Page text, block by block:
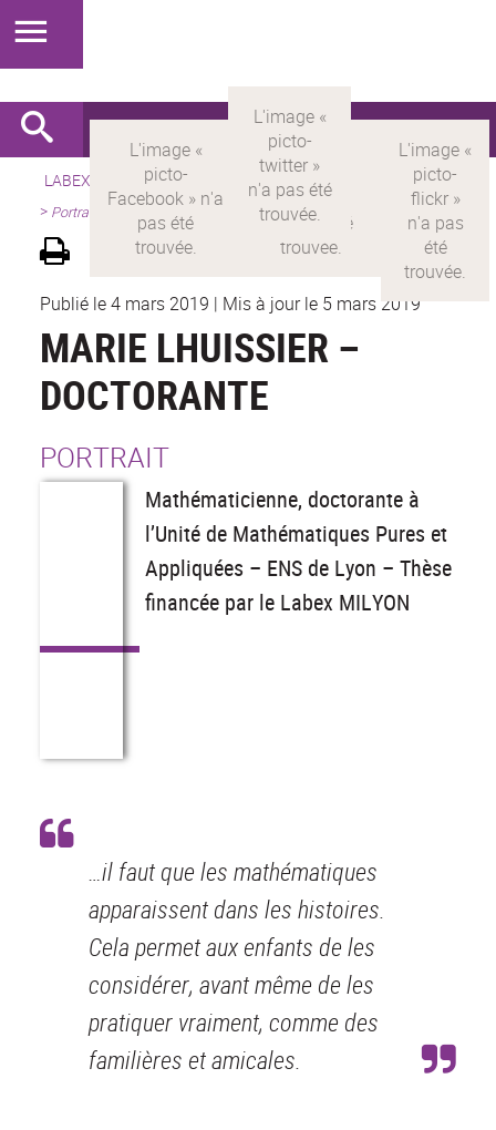
LABEX > LABEX MILYON Version française
Présentation
> Portraits de chercheurs
Publié le 4 mars 2019 | Mis à jour le 5 mars 2019
MARIE LHUISSIER –
DOCTORANTE
PORTRAIT
Mathématicienne, doctorante à
l’Unité de Mathématiques Pures et
Appliquées – ENS de Lyon – Thèse
financée par le Labex MILYON
…il faut que les mathématiques
apparaissent dans les histoires.
Cela permet aux enfants de les
considérer, avant même de les
pratiquer vraiment, comme des
familières et amicales.